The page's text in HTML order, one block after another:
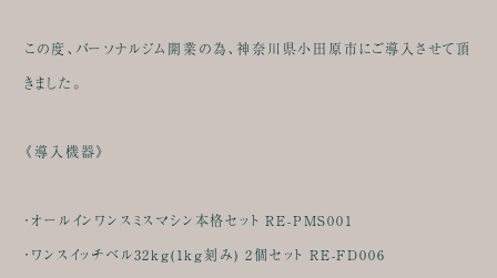
この度、パーソナルジム開業の為、神奈川県小田原市にご導入させて頂
きました。
《導入機器》
・オールインワンスミスマシン本格セット RE-PMS001
・ワンスイッチベル32kg(1kg刻み) 2個セット RE-FD006